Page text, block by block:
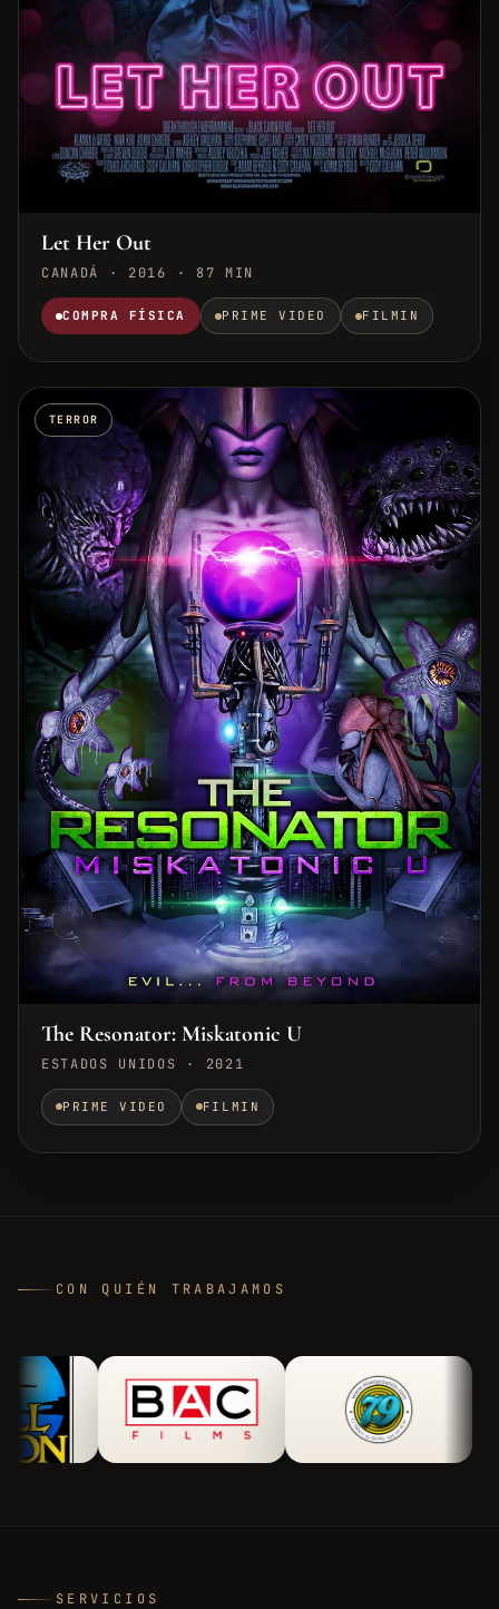
Let Her Out
CANADÁ · 2016 · 87 MIN
COMPRA FÍSICA PRIME VIDEO FILMIN
TERROR
The Resonator: Miskatonic U
ESTADOS UNIDOS · 2021
PRIME VIDEO FILMIN
CON QUIÉN TRABAJAMOS
SERVICIOS